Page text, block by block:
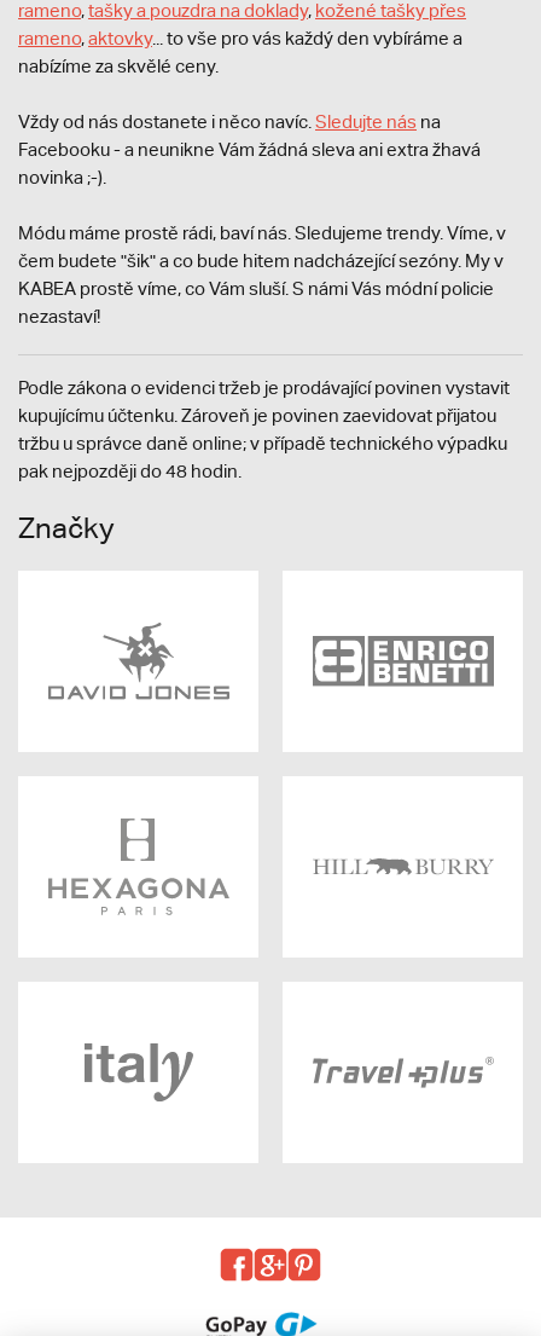
rameno,tašky a pouzdra na doklady, kožené tašky přes
rameno,aktovky... to vše pro vás každý den vybíráme a
nabízíme za skvělé ceny.
Vždy od nás dostanete i něco navíc. Sledujte nás na
Facebooku - a neunikne Vám žádná sleva ani extra žhavá
novinka ;-).
Módu máme prostě rádi, baví nás. Sledujeme trendy. Víme, v
čem budete "šik" a co bude hitem nadcházející sezóny. My v
KABEA prostě víme, co Vám sluší. S námi Vás módní policie
nezastaví!
Podle zákona o evidenci tržeb je prodávající povinen vystavit
kupujícímu účtenku. Zároveň je povinen zaevidovat přijatou
tržbu u správce daně online; v případě technického výpadku
pak nejpozději do 48 hodin.
Značky